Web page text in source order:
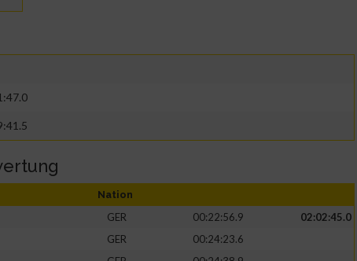
Nation
GER 00:22:56.9
02:02:45.0
GER
00:24:23.6